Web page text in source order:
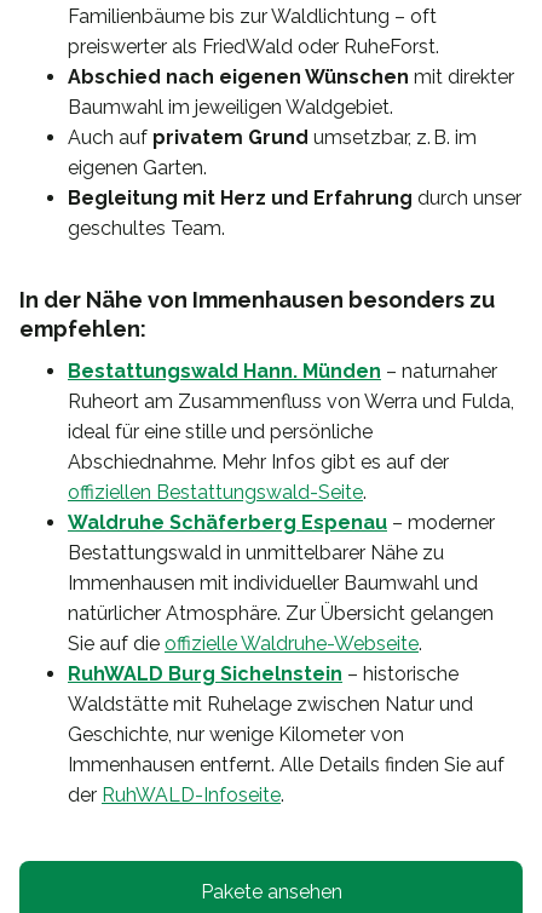
Familienbäume bis zur Waldlichtung – oft
preiswerter als FriedWald oder RuheForst.
Abschied nach eigenen Wünschen mit direkter
Baumwahl im jeweiligen Waldgebiet.
Auch auf privatem Grund umsetzbar, z. B. im
eigenen Garten.
Begleitung mit Herz und Erfahrung durch unser
geschultes Team.
In der Nähe von Immenhausen besonders zu
empfehlen:
Bestattungswald Hann. Münden – naturnaher
Ruheort am Zusammenfluss von Werra und Fulda,
ideal für eine stille und persönliche
Abschiednahme. Mehr Infos gibt es auf der
offiziellen Bestattungswald-Seite.
Waldruhe Schäferberg Espenau – moderner
Bestattungswald in unmittelbarer Nähe zu
Immenhausen mit individueller Baumwahl und
natürlicher Atmosphäre. Zur Übersicht gelangen
Sie auf die offizielle Waldruhe-Webseite.
RuhWALD Burg Sichelnstein – historische
Waldstätte mit Ruhelage zwischen Natur und
Geschichte, nur wenige Kilometer von
Immenhausen entfernt. Alle Details finden Sie auf
der RuhWALD-Infoseite.
Pakete ansehen